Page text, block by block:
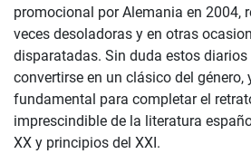
promocional por Alemania en 2004,
veces desoladoras y en otras
disparatadas. Sin duda estos
convertirse en un clásico del
fundamental para completar el
imprescindible de la literatura
XX y principios del XXI.